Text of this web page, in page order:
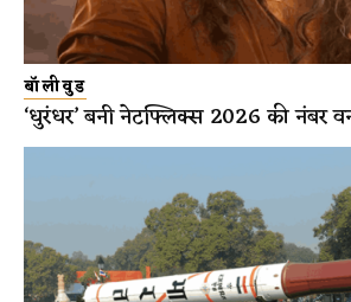
बॉलीवुड
‘धुरंधर’ बनी नेटफ्लिक्स 2026 की नंबर